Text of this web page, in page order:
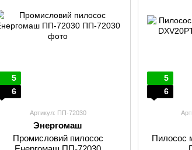
5
6
Артикул: ПП-72030
Энергомаш
Промисловий пилосос
5
6
Пилосос